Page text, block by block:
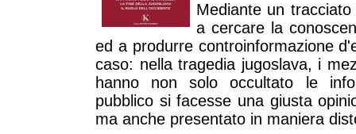
Mediante un
a cercare la
ed a produrre controinformazione
caso: nella tragedia jugoslava, i
hanno non solo occultato le
pubblico si facesse una giusta
ma anche presentato in maniera